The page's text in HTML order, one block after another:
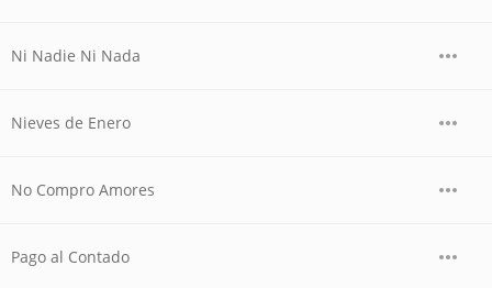
Ni Nadie Ni Nada
Nieves de Enero
No Compro Amores
Pago al Contado